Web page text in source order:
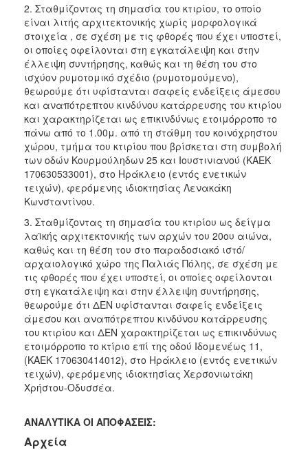
2. Σταθμίζοντας τη σημασία του κτιρίου, το οποίο
είναι λιτής αρχιτεκτονικής χωρίς μορφολογικά
στοιχεία , σε σχέση με τις φθορές που έχει υποστεί,
οι οποίες οφείλονται στη εγκατάλειψη και στην
έλλειψη συντήρησης, καθώς και τη θέση του στο
ισχύον ρυμοτομικό σχέδιο (ρυμοτομούμενο),
θεωρούμε ότι υφίστανται σαφείς ενδείξεις άμεσου
και αναπότρεπτου κινδύνου κατάρρευσης του κτιρίου
και χαρακτηρίζεται ως επικινδύνως ετοιμόρροπο το
πάνω από το 1.00μ. από τη στάθμη του κοινόχρηστου
χώρου, τμήμα του κτιρίου που βρίσκεται στη συμβολή
των οδών Κουρμούληδων 25 και Ιουστινιανού (ΚΑΕΚ
170630533001), στο Ηράκλειο (εντός ενετικών
τειχών), φερόμενης ιδιοκτησίας Λενακάκη
Κωνσταντίνου.
3. Σταθμίζοντας τη σημασία του κτιρίου ως δείγμα
λαϊκής αρχιτεκτονικής των αρχών του 20ου αιώνα,
καθώς και τη θέση του στο παραδοσιακό ιστό/
αρχαιολογικό χώρο της Παλιάς Πόλης, σε σχέση με
τις φθορές που έχει υποστεί, οι οποίες οφείλονται
στη εγκατάλειψη και στην έλλειψη συντήρησης,
θεωρούμε ότι ΔΕΝ υφίστανται σαφείς ενδείξεις
άμεσου και αναπότρεπτου κινδύνου κατάρρευσης
του κτιρίου και ΔΕΝ χαρακτηρίζεται ως επικινδύνως
ετοιμόρροπο το κτίριο επί της οδού Ιδομενέως 11,
(ΚΑΕΚ 170630414012), στο Ηράκλειο (εντός ενετικών
τειχών), φερόμενης ιδιοκτησίας Χερσονιωτάκη
Χρήστου-Οδυσσέα.
ΑΝΑΛΥΤΙΚΑ ΟΙ ΑΠΟΦΑΣΕΙΣ:
Αρχεία